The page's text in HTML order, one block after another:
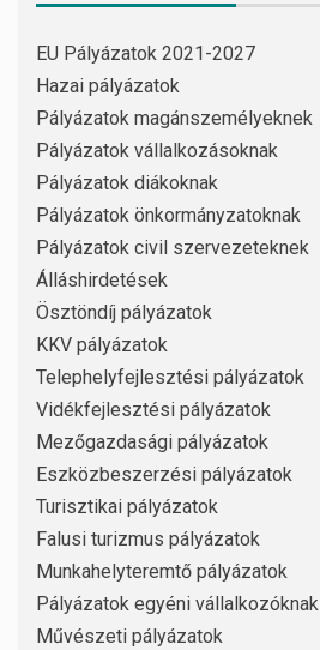
EU Pályázatok 2021-2027
Hazai pályázatok
Pályázatok magánszemélyeknek
Pályázatok vállalkozásoknak
Pályázatok diákoknak
Pályázatok önkormányzatoknak
Pályázatok civil szervezeteknek
Álláshirdetések
Ösztöndíj pályázatok
KKV pályázatok
Telephelyfejlesztési pályázatok
Vidékfejlesztési pályázatok
Mezőgazdasági pályázatok
Eszközbeszerzési pályázatok
Turisztikai pályázatok
Falusi turizmus pályázatok
Munkahelyteremtő pályázatok
Pályázatok egyéni vállalkozóknak
Művészeti pályázatok